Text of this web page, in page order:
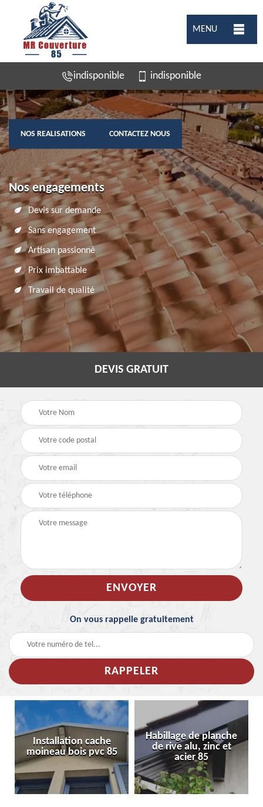
MENU
indisponible indisponible
NOS REALISATIONS CONTACTEZ NOUS
Nos engagements
Devis sur demande
Sans engagement
Artisan passionné
Prix imbattable
Travail de qualité
DEVIS GRATUIT
On vous rappelle gratuitement
Installation cache
moineau bois pvc 85
Habillage de planche
de rive alu, zinc et
acier 85